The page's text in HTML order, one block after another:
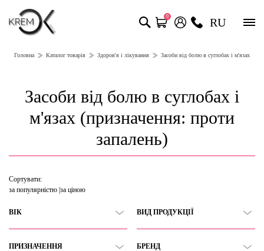
0 RU
Головна Каталог товарів Здоров'я і лікування Засоби від болю в суглобах і м'язах
Засоби від болю в суглобах і
м'язах (призначення: проти
запалень)
Сортувати:
за популярністю за ціною
ВІК ВИД ПРОДУКЦІЇ
ПРИЗНАЧЕННЯ БРЕНД